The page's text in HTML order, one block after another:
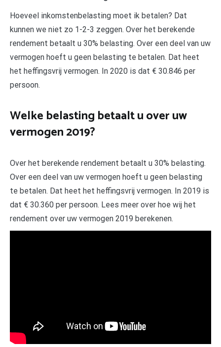
Hoeveel inkomstenbelasting moet ik betalen? Dat
kunnen we niet zo 1-2-3 zeggen. Over het berekende
rendement betaalt u 30% belasting. Over een deel van uw
vermogen hoeft u geen belasting te betalen. Dat heet
het heffingsvrij vermogen. In 2020 is dat € 30.846 per
persoon.
Welke belasting betaalt u over uw
vermogen 2019?
Over het berekende rendement betaalt u 30% belasting.
Over een deel van uw vermogen hoeft u geen belasting
te betalen. Dat heet het heffingsvrij vermogen. In 2019 is
dat € 30.360 per persoon. Lees meer over hoe wij het
rendement over uw vermogen 2019 berekenen.